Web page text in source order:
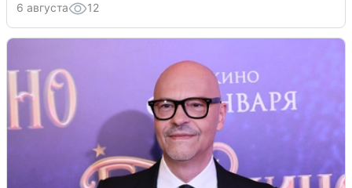
6 августа 12